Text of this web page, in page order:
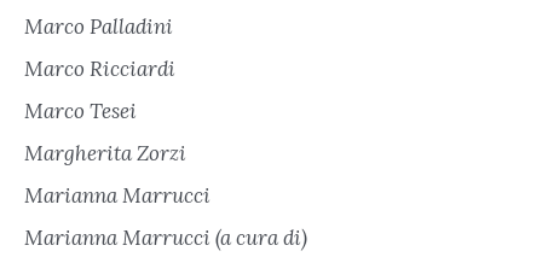
Marco Palladini
Marco Ricciardi
Marco Tesei
Margherita Zorzi
Marianna Marrucci
Marianna Marrucci (a cura di)